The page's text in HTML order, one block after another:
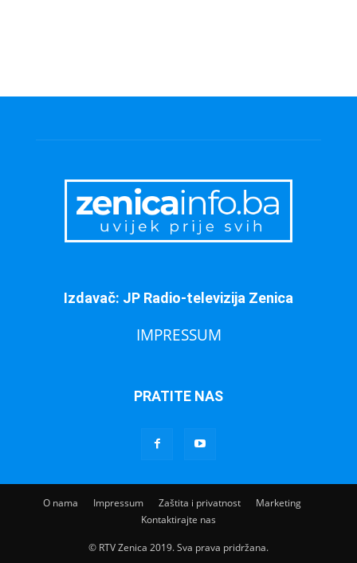
Izdavač: JP Radio-televizija Zenica
IMPRESSUM
PRATITE NAS
O nama Impressum Zaštita i privatnost
Marketing
Kontaktirajte nas
© RTV Zenica 2019. Sva prava pridržana.